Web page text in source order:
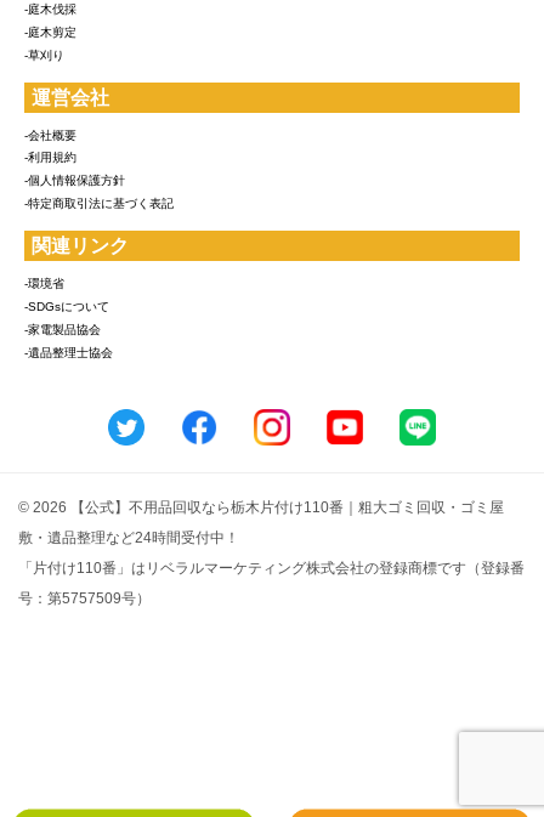
-庭木伐採
-庭木剪定
-草刈り
運営会社
-会社概要
-利用規約
-個人情報保護方針
-特定商取引法に基づく表記
関連リンク
-環境省
-SDGsについて
-家電製品協会
-遺品整理士協会
© 2026 【公式】不用品回収なら栃木片付け110番｜粗大ゴミ回収・ゴミ屋
敷・遺品整理など24時間受付中！
「片付け110番」はリベラルマーケティング株式会社の登録商標です（登録番
号：第5757509号）